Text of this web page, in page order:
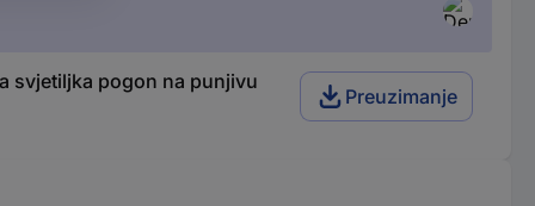
svjetiljka pogon na punjivu
Preuzimanje